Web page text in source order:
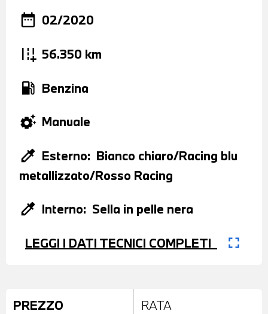
date_range 02/2020
add_road 56.350 km
local_gas_station Benzina
settings_suggest Manuale
colorize Esterno: Bianco chiaro/Racing blu
metallizzato/Rosso Racing
colorize Interno: Sella in pelle nera
LEGGI I DATI TECNICI COMPLETI fullscreen
PREZZO RATA